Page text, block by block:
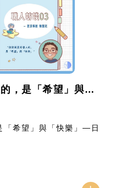
【旅遊業賣給客人的，是「希望」與「快樂」】／日本導遊 陳蘭廷
「希望」與「快樂」—日